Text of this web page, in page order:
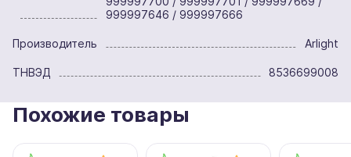
999997646 / 999997666
Производитель Arlight
ТНВЭД 8536699008
Похожие товары